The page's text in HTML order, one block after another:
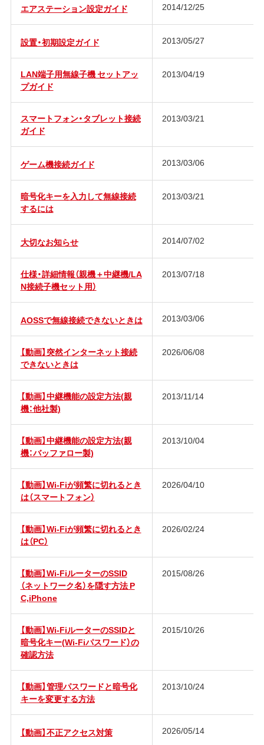
エアステーション設定ガイド 2014/12/25
設置・初期設定ガイド 2013/05/27
LAN端子用無線子機 セットアッ
プガイド
2013/04/19
スマートフォン・タブレット接続
ガイド
2013/03/21
ゲーム機接続ガイド 2013/03/06
暗号化キーを入力して無線接続
するには
2013/03/21
大切なお知らせ 2014/07/02
仕様・詳細情報（親機＋中継機/LA
N接続子機セット用）
2013/07/18
AOSSで無線接続できないときは 2013/03/06
【動画】突然インターネット接続
できないときは
2026/06/08
【動画】中継機能の設定方法(親
機：他社製)
2013/11/14
【動画】中継機能の設定方法(親
機：バッファロー製)
2013/10/04
【動画】Wi-Fiが頻繁に切れるとき
は（スマートフォン）
2026/04/10
【動画】Wi-Fiが頻繁に切れるとき
は（PC）
2026/02/24
【動画】Wi-FiルーターのSSID
（ネットワーク名）を隠す方法 P
C,iPhone
2015/08/26
【動画】Wi-FiルーターのSSIDと
暗号化キー(Wi-Fiパスワード）の
確認方法
2015/10/26
【動画】管理パスワードと暗号化
キーを変更する方法
2013/10/24
【動画】不正アクセス対策 2026/05/14